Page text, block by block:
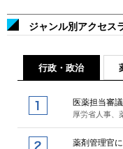
ジャンル別アクセス
行政・政治
医薬担当審
厚労省人事、
薬剤管理官